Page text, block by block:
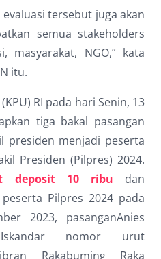
tersebut juga akan
semua stakeholders
masyarakat, NGO,” kata
itu.
RI pada hari Senin, 13
tiga bakal pasangan
presiden menjadi peserta
Presiden (Pilpres) 2024.
deposit 10 ribu
dan
Pilpres 2024 pada
2023, pasanganAnies
Iskandar nomor urut
Rakabuming Raka